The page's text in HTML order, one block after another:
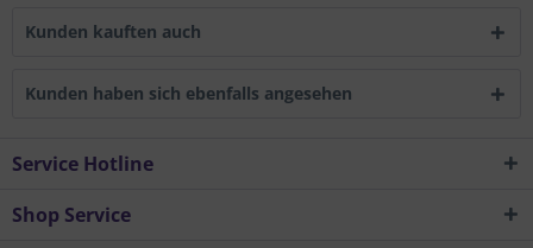
Kunden kauften auch
Kunden haben sich ebenfalls angesehen
Service Hotline
Shop Service